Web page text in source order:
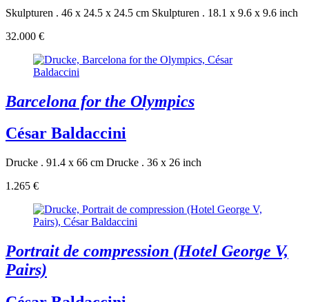
Skulpturen . 46 x 24.5 x 24.5 cm Skulpturen . 18.1 x 9.6 x 9.6 inch
32.000 €
Barcelona for the Olympics
César Baldaccini
Drucke . 91.4 x 66 cm Drucke . 36 x 26 inch
1.265 €
Portrait de compression (Hotel George V,
Pairs)